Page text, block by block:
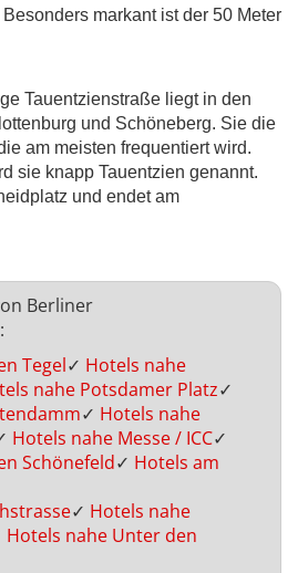
markant ist der 50 Meter
Tauentzienstraße liegt in den
und Schöneberg. Sie die
am meisten frequentiert wird.
sie knapp Tauentzien genannt.
und endet am
Berliner
Tegel✓ Hotels nahe
nahe Potsdamer Platz✓
✓ Hotels nahe
Hotels nahe Messe / ICC✓
Schönefeld✓ Hotels am
✓ Hotels nahe
Hotels nahe Unter den